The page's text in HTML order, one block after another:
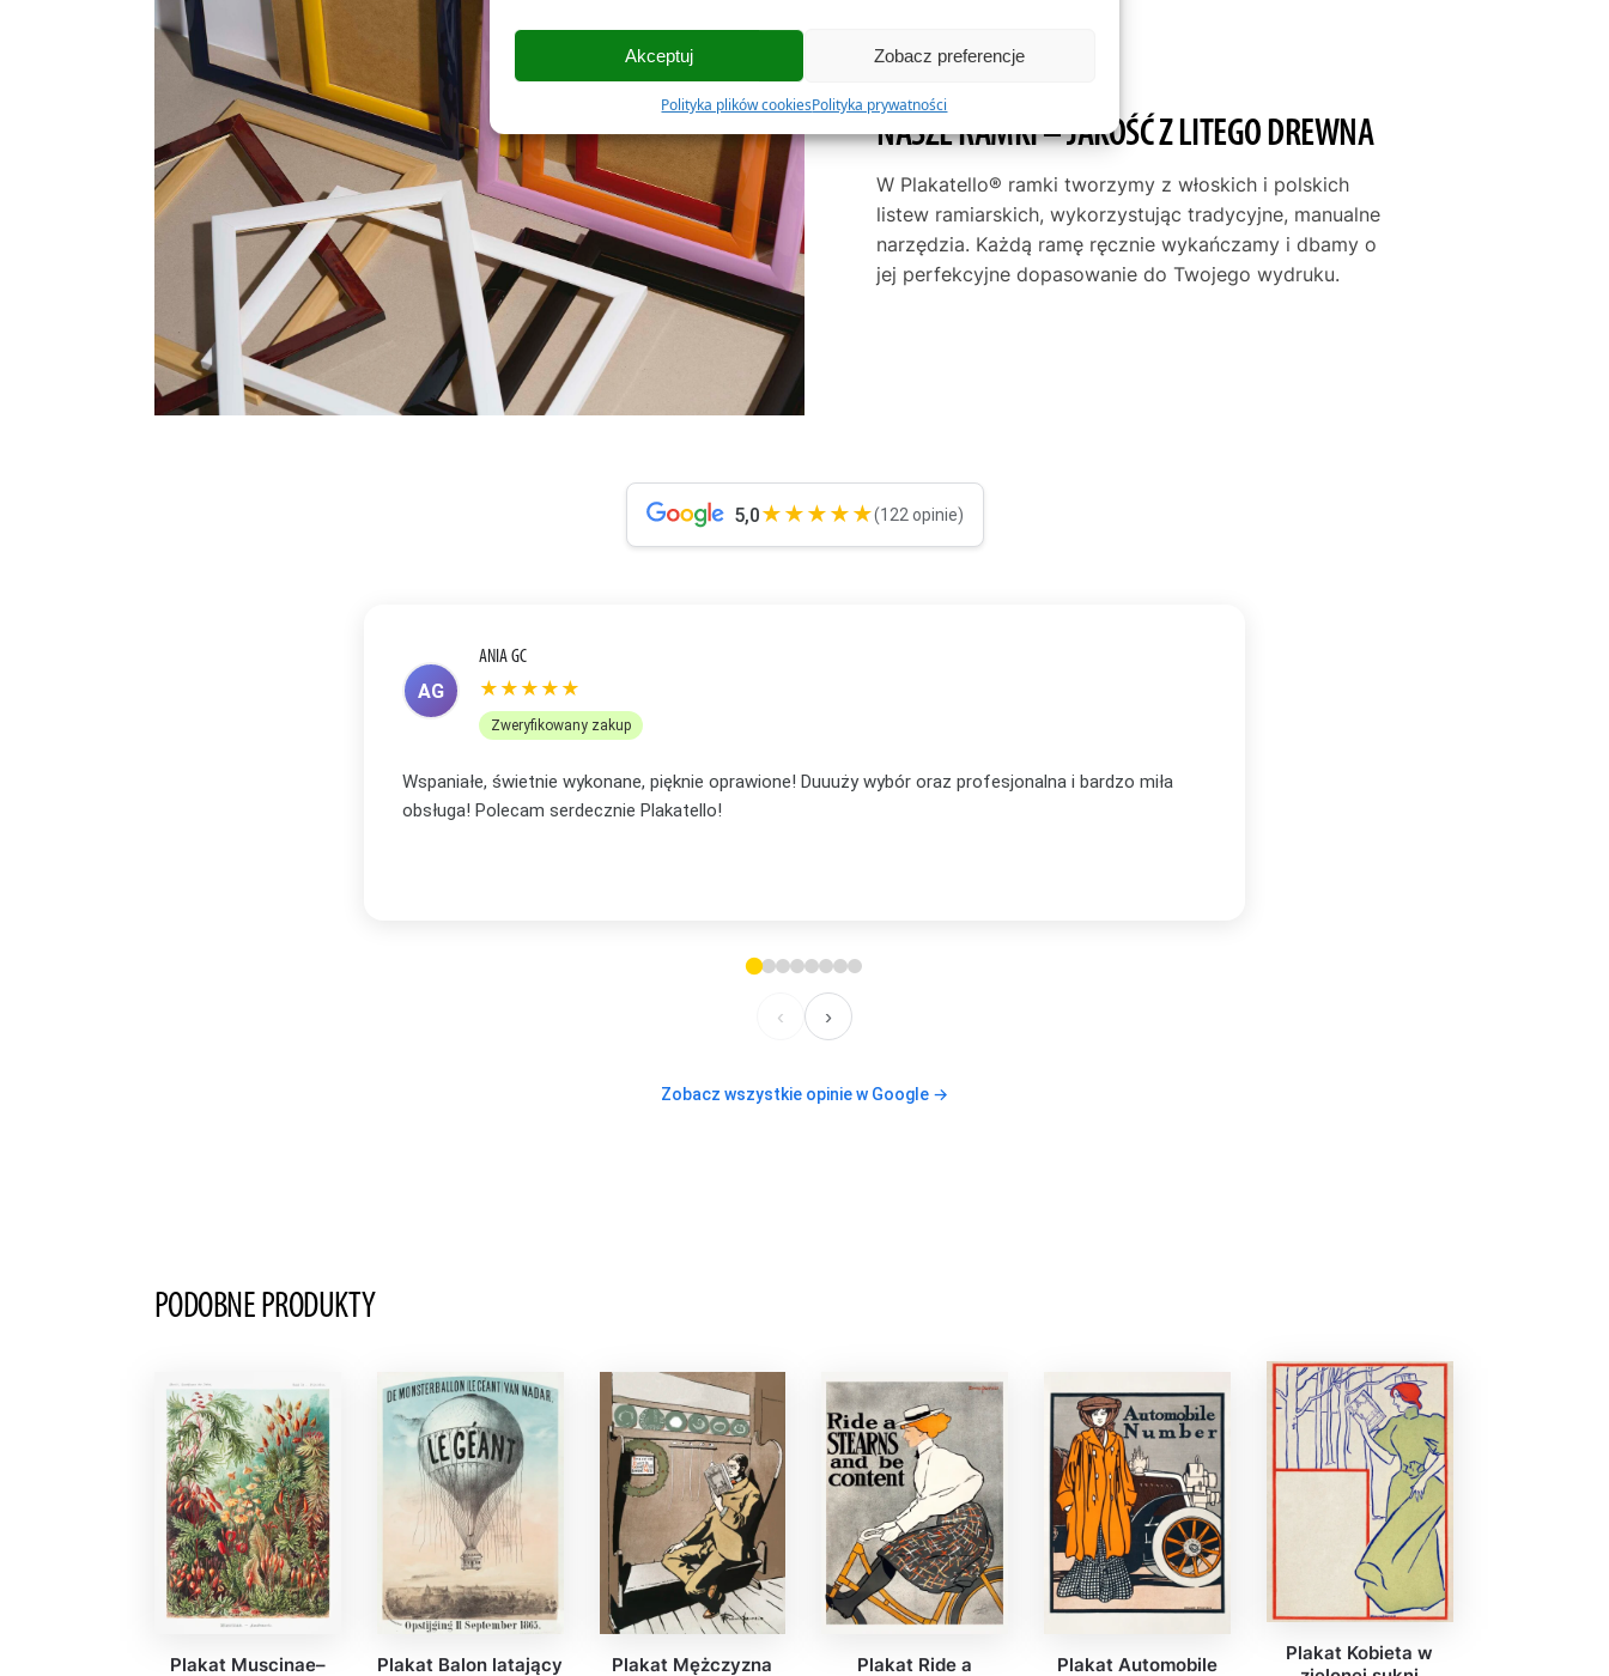
Akceptuj Zobacz preferencje
Polityka plików cookiesPolityka prywatności
NASZE RAMKI – JAKOŚĆ Z LITEGO DREWNA
W Plakatello® ramki tworzymy z włoskich i polskich
listew ramiarskich, wykorzystując tradycyjne, manualne
narzędzia. Każdą ramę ręcznie wykańczamy i dbamy o
jej perfekcyjne dopasowanie do Twojego wydruku.
5,0★★★★★(122 opinie)
AR
ANETA ROMANEK
★★★★★
Zweryfikowany zakup
Zakupiłam plakat... mąż mi podpowiedział, że to będzie lepsze na prezent niż pocztówka. Jestem
zachwycona i wiem, że nie ostatni mój zakup, bo już mam plan na te plakaty w swoim nowym domu
‹ ›
Zobacz wszystkie opinie w Google →
PODOBNE PRODUKTY
Plakat Muscinae–
Plakat Balon latający
Plakat Mężczyzna
Plakat Ride a
Plakat Automobile
Plakat Kobieta w